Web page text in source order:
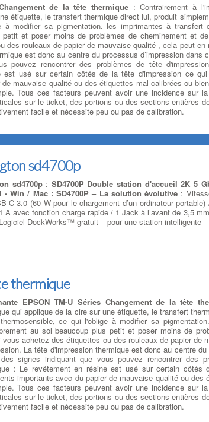
de la tête thermique : Contrairement à
étiquette, le transfert thermique direct lui, produit
à modifier sa pigmentation. les imprimantes à transfert
et poser moins de problèmes de cheminement et
des rouleaux de papier de mauvaise qualité , cela peut
est donc au centre du processus d’impression dans
pouvez rencontrer des problèmes de tête
est usé sur certain côtés de la tête d'impression ce
mauvaise qualité ou des étiquettes mal calibrées ou
Tous ces facteurs peuvent avoir une incidence sur
sur le ticket, des portions ou des sections entières
facile et nécessite peu ou pas de calibration.
sd4700p
sd4700p: SD4700P Double station d'accueil 2K 5
- Win / Mac : SD4700P – La solution évolutive :
C 3.0 (60 W pour le chargement d’un ordinateur
avec fonction charge rapide / 1 Jack à l’avant de 3,5
DockWorks™ gratuit – pour une station intelligente
thermique
EPSON TM-U Séries Changement de la tête
qui applique de la cire sur une étiquette, le transfert
ce qui l'oblige à modifier sa
au sol beaucoup plus petit et poser moins de
vous achetez des étiquettes ou des rouleaux de papier de
La tête d'impression thermique est donc au centre
signes indiquant que vous pouvez rencontrer des
: Le revêtement en résine est usé sur certain
importants avec du papier de mauvaise qualité ou
Tous ces facteurs peuvent avoir une incidence sur
sur le ticket, des portions ou des sections entières
facile et nécessite peu ou pas de calibration.